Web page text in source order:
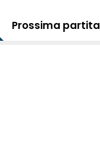
Prossima partita